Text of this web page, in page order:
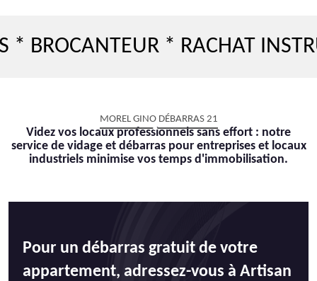
* RACHAT
MOREL GINO DÉBARRAS 21
Videz vos locaux professionnels sans effort : notre
service de vidage et débarras pour entreprises et locaux
industriels minimise vos temps d'immobilisation.
Pour un débarras gratuit de votre
appartement, adressez-vous à Artisan